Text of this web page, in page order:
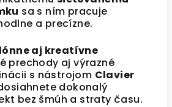
sa s ním pracuje
a precízne.
aj kreatívne
prechody aj výrazné
s nástrojom Clavier
dokonalý
bez šmúh a straty času.